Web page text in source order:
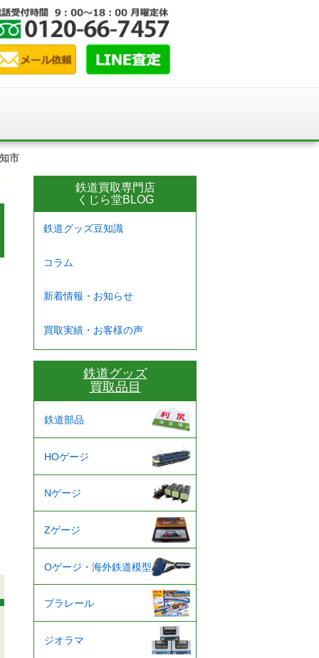
市
鉄道買取専門店
くじら堂BLOG
鉄道グッズ豆知識
コラム
新着情報・お知らせ
買取実績・お客様の声
鉄道グッズ
買取品目
鉄道部品
HOゲージ
Nゲージ
Zゲージ
Oゲージ・海外鉄道模型
プラレール
ジオラマ